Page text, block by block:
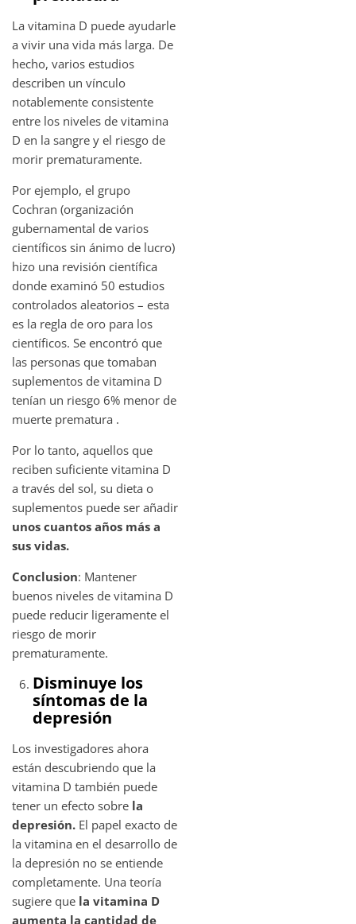
La vitamina D puede ayudarle
a vivir una vida más larga. De
hecho, varios estudios
describen un vínculo
notablemente consistente
entre los niveles de vitamina
D en la sangre y el riesgo de
morir prematuramente.
Por ejemplo, el grupo
Cochran (organización
gubernamental de varios
científicos sin ánimo de lucro)
hizo una revisión científica
donde examinó 50 estudios
controlados aleatorios – esta
es la regla de oro para los
científicos. Se encontró que
las personas que tomaban
suplementos de vitamina D
tenían un riesgo 6% menor de
muerte prematura .
Por lo tanto, aquellos que
reciben suficiente vitamina D
a través del sol, su dieta o
suplementos puede ser añadir
unos cuantos años más a
sus vidas.
Conclusion: Mantener
buenos niveles de vitamina D
puede reducir ligeramente el
riesgo de morir
prematuramente.
Disminuye los
síntomas de la
depresión
Los investigadores ahora
están descubriendo que la
vitamina D también puede
tener un efecto sobre la
depresión. El papel exacto de
la vitamina en el desarrollo de
la depresión no se entiende
completamente. Una teoría
sugiere que la vitamina D
aumenta la cantidad de